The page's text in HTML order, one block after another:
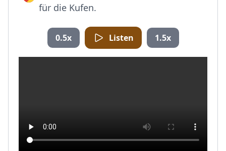
für die Kufen.
0.5x Listen 1.5x